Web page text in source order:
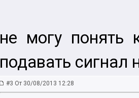
не могу понять
подавать сигнал
#3 От 30/08/2013 12:28